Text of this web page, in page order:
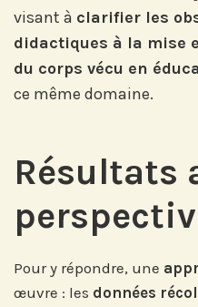
visant à clarifier les
didactiques à la mise
du corps vécu en
ce même domaine.
Résultats
Pour y répondre, une
œuvre : les données
Abonnez-
Si vous préférez
Journée annuelle
Prix Projets de